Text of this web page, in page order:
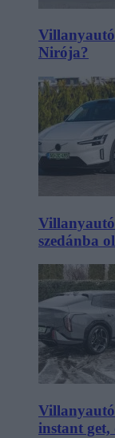
Villanyautó
Nirója?
szedánba
instant